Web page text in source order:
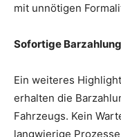
mit unnötigen
Sofortige
Ein weiteres
erhalten die
Fahrzeugs. Kein
langwierige